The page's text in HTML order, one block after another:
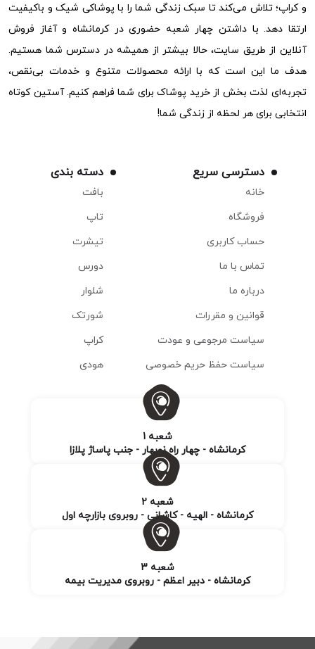
و کراپ؛ تلاش می‌کند تا سبک زندگی شما را با پوشاکی شیک و باکیفیت
ارتقا دهد. با داشتن چهار شعبه حضوری در کرمانشاه و آغاز فروش
آنلاین از طریق سایت، حالا بیشتر از همیشه در دسترس شما هستیم.
هدف ما این است که با ارائه محصولات متنوع و خدمات بی‌نقص،
تجربه‌ای لذت بخش از خرید پوشاک برای شما فراهم کنیم. آستین کوتاه
انتخابی برای هر لحظه از زندگی شما!
دسترسی سریع
خانه
فروشگاه
حساب کاربری
تماس با ما
درباره ما
قوانین و مقررات
سیاست مرجوعی و عودت
سیاست حفظ حریم خصوصی
دسته بندی
بافت
تاپ
تیشرت
دورس
شلوار
شورتک
کراپ
هودی
شعبه 1
کرمانشاه - چهار راه نوبهار - جنب پاساژ پلازا
شعبه 2
کرمانشاه - الهیه - کاشانی - روبروی بازارچه اول
شعبه 3
کرمانشاه - دبیر اعظم - روبروی مدیریت بیمه